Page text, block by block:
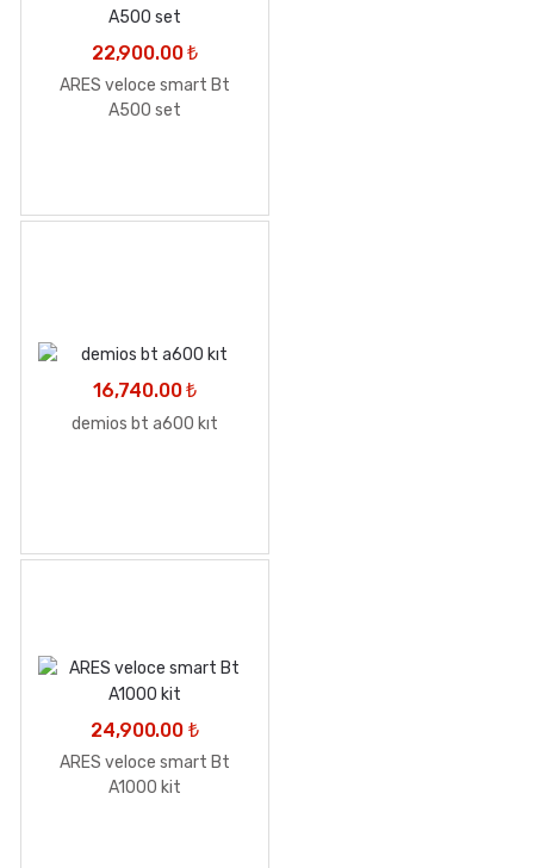
22,900.00₺
ARES veloce smart Bt
A500 set
16,740.00₺
demios bt a600 kıt
24,900.00 ₺
ARES veloce smart Bt
A1000 kit